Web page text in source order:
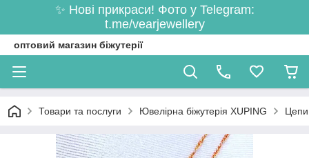
✨ Нові прикраси! Фото у Telegram:
t.me/vearjewellery
оптовий магазин біжутерії
Товари та послуги Ювелірна біжутерія XUPING